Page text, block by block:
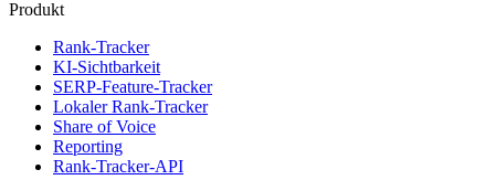
Produkt
Rank-Tracker
KI-Sichtbarkeit
SERP-Feature-Tracker
Lokaler Rank-Tracker
Share of Voice
Reporting
Rank-Tracker-API